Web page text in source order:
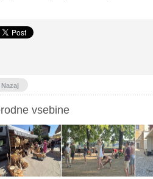
Nazaj
vsebine